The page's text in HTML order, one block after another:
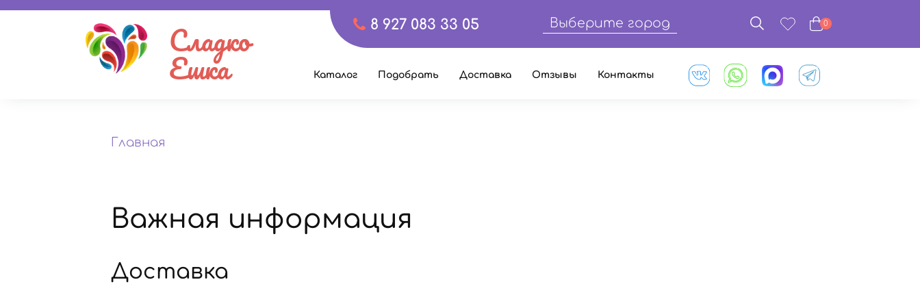
8 927 083 33 05 Выберите город 0
Сладко
Ешка Каталог Подобрать Доставка Отзывы Контакты
Главная
Важная информация
Доставка